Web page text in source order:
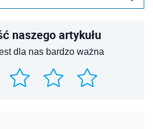
naszego artykułu
dla nas bardzo ważna